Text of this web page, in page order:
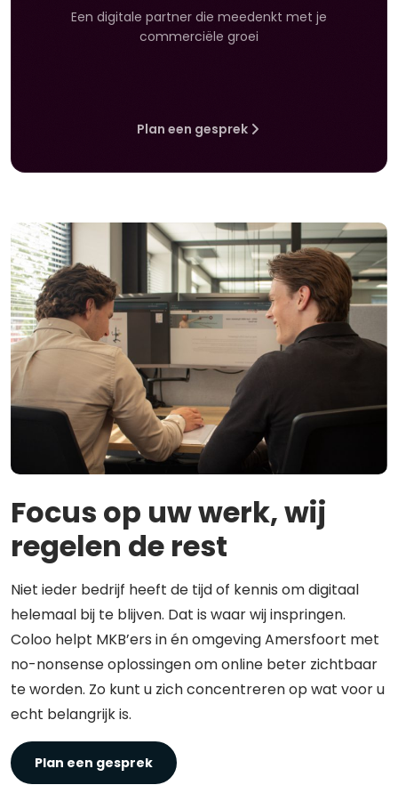
Een digitale partner die meedenkt met je
commerciële groei
Plan een gesprek
Focus op uw werk, wij
regelen de rest
Niet ieder bedrijf heeft de tijd of kennis om digitaal
helemaal bij te blijven. Dat is waar wij inspringen.
Coloo helpt MKB’ers in én omgeving Amersfoort met
no-nonsense oplossingen om online beter zichtbaar
te worden. Zo kunt u zich concentreren op wat voor u
echt belangrijk is.
Plan een gesprek